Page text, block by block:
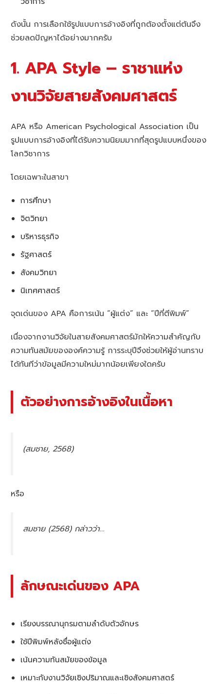
ดังนั้น การเลือกใช้รูปแบบการอ้างอิงที่ถูกต้องตั้งแต่ต้นจึง
ช่วยลดปัญหาได้อย่างมากครับ
1. APA Style – ราชาแห่ง
งานวิจัยสายสังคมศาสตร์
APA หรือ American Psychological Association เป็น
รูปแบบการอ้างอิงที่ได้รับความนิยมมากที่สุดรูปแบบหนึ่งของ
โลกวิชาการ
โดยเฉพาะในสาขา
การศึกษา
จิตวิทยา
บริหารธุรกิจ
รัฐศาสตร์
สังคมวิทยา
นิเทศศาสตร์
จุดเด่นของ APA คือการเน้น “ผู้แต่ง” และ “ปีที่ตีพิมพ์”
เนื่องจากงานวิจัยในสายสังคมศาสตร์มักให้ความสำคัญกับ
ความทันสมัยขององค์ความรู้ การระบุปีจึงช่วยให้ผู้อ่านทราบ
ได้ทันทีว่าข้อมูลมีความใหม่มากน้อยเพียงใดครับ
ตัวอย่างการอ้างอิงในเนื้อหา
(สมชาย, 2568)
หรือ
สมชาย (2568) กล่าวว่า…
ลักษณะเด่นของ APA
เรียงบรรณานุกรมตามลำดับตัวอักษร
ใช้ปีพิมพ์หลังชื่อผู้แต่ง
เน้นความทันสมัยของข้อมูล
เหมาะกับงานวิจัยเชิงปริมาณและเชิงสังคมศาสตร์